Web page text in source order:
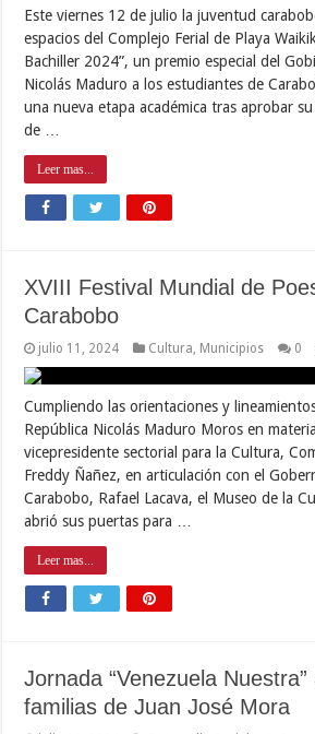
Este viernes 12 de julio la juventud
espacios del Complejo Ferial de Playa
Bachiller 2024”, un premio especial del
Nicolás Maduro a los estudiantes de
una nueva etapa académica tras aprobar
de …
Leer mas...
XVIII Festival Mundial de
Carabobo
julio 11, 2024 Cultura Municipios 0
Cumpliendo las orientaciones y
República Nicolás Maduro Moros en
vicepresidente sectorial para la Cultura,
Freddy Ñañez, en articulación con el
Carabobo, Rafael Lacava, el Museo de la
abrió sus puertas para …
Leer mas...
Jornada “Venezuela
familias de Juan José Mora